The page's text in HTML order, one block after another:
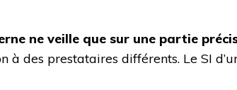
ne veille que sur une partie
à des prestataires différents. Le SI